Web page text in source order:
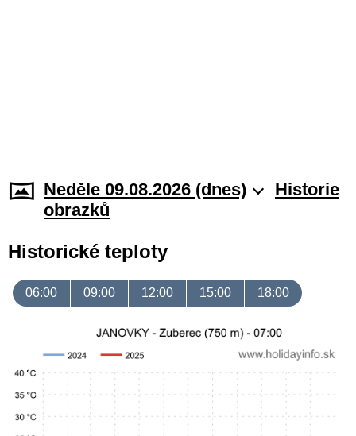
Neděle 09.08.2026 (dnes)
Historie
obrazků
Historické teploty
06:00 09:00 12:00 15:00 18:00